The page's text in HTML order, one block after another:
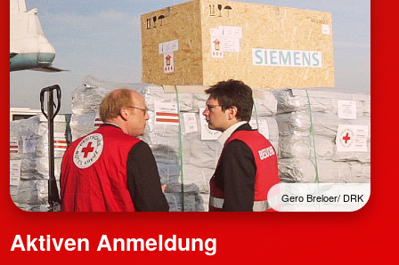
Gero Breloer/ DRK
Aktiven Anmeldung